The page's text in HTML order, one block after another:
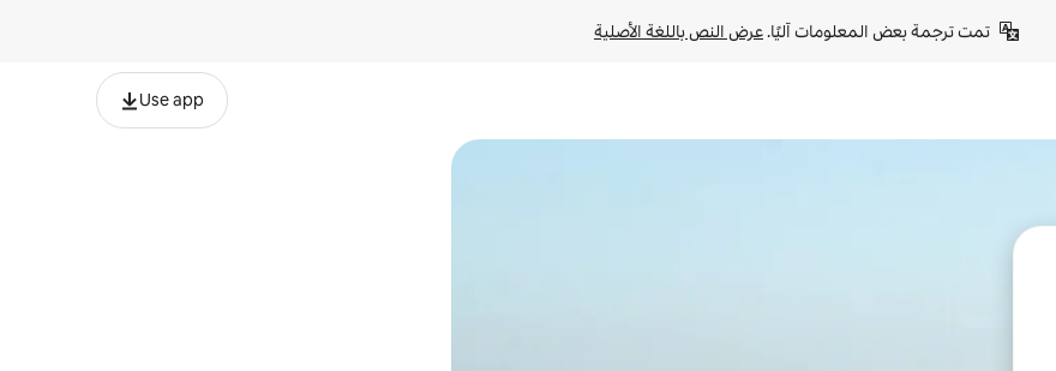
تمت ترجمة بعض المعلومات آليًا. عرض النص باللغة الأصلية
Use app